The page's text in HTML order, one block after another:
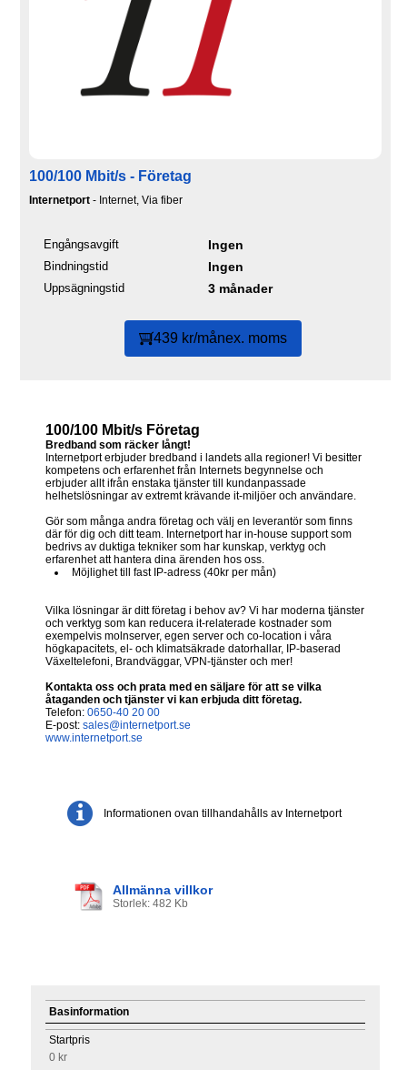
100/100 Mbit/s - Företag
Internetport - Internet, Via fiber
Engångsavgift Ingen
Bindningstid Ingen
Uppsägningstid 3 månader
439 kr/månex. moms
100/100 Mbit/s Företag
Bredband som räcker långt!
Internetport erbjuder bredband i landets alla regioner! Vi besitter
kompetens och erfarenhet från Internets begynnelse och
erbjuder allt ifrån enstaka tjänster till kundanpassade
helhetslösningar av extremt krävande it-miljöer och användare.
Gör som många andra företag och välj en leverantör som finns
där för dig och ditt team. Internetport har in-house support som
bedrivs av duktiga tekniker som har kunskap, verktyg och
erfarenhet att hantera dina ärenden hos oss.
Möjlighet till fast IP-adress (40kr per mån)
Vilka lösningar är ditt företag i behov av? Vi har moderna tjänster
och verktyg som kan reducera it-relaterade kostnader som
exempelvis molnserver, egen server och co-location i våra
högkapacitets, el- och klimatsäkrade datorhallar, IP-baserad
Växeltelefoni, Brandväggar, VPN-tjänster och mer!
Kontakta oss och prata med en säljare för att se vilka
åtaganden och tjänster vi kan erbjuda ditt företag.
Telefon: 0650-40 20 00
E-post: sales@internetport.se
www.internetport.se
Informationen ovan tillhandahålls av Internetport
Allmänna villkor
Storlek: 482 Kb
Basinformation
Startpris
0 kr